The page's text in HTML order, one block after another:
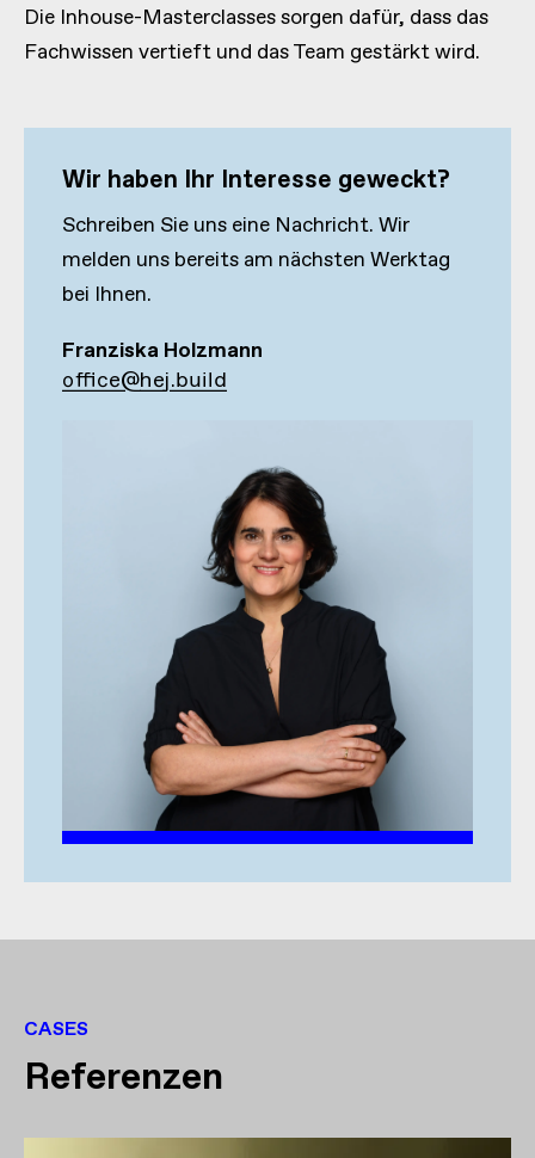
Die Inhouse-Masterclasses sorgen dafür, dass das
Fachwissen vertieft und das Team gestärkt wird.
Wir haben Ihr Interesse geweckt?
Schreiben Sie uns eine Nachricht. Wir
melden uns bereits am nächsten Werktag
bei Ihnen.
Franziska Holzmann
office@hej.build
CASES
Referenzen